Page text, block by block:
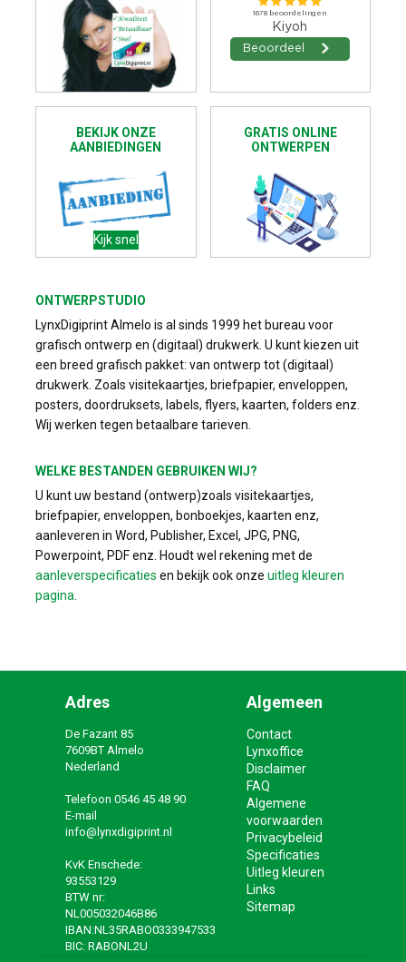
BEKIJK ONZE
AANBIEDINGEN
Kijk snel
GRATIS ONLINE
ONTWERPEN
ONTWERPSTUDIO
LynxDigiprint Almelo is al sinds 1999 het bureau voor
grafisch ontwerp en (digitaal) drukwerk. U kunt kiezen uit
een breed grafisch pakket: van ontwerp tot (digitaal)
drukwerk. Zoals visitekaartjes, briefpapier, enveloppen,
posters, doordruksets, labels, flyers, kaarten, folders enz.
Wij werken tegen betaalbare tarieven.
WELKE BESTANDEN GEBRUIKEN WIJ?
U kunt uw bestand (ontwerp)zoals visitekaartjes,
briefpapier, enveloppen, bonboekjes, kaarten enz,
aanleveren in Word, Publisher, Excel, JPG, PNG,
Powerpoint, PDF enz. Houdt wel rekening met de
aanleverspecificaties en bekijk ook onze uitleg kleuren
pagina
Adres
De Fazant 85
7609BT Almelo
Nederland
Telefoon 0546 45 48 90
E-mail
info@lynxdigiprint.nl
KvK Enschede:
93553129
BTW nr:
NL005032046B86
IBAN:NL35RABO0333947533
BIC: RABONL2U
Algemeen
Contact
Lynxoffice
Disclaimer
FAQ
Algemene
voorwaarden
Privacybeleid
Specificaties
Uitleg kleuren
Links
Sitemap